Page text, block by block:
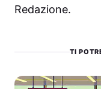
Redazione.
TI